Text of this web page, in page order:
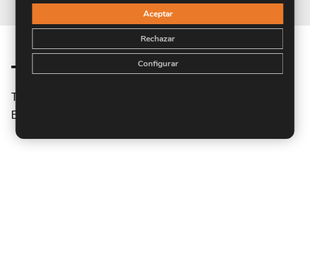
Titulación
Titulación Expedida y Avalada por el Instituto Europeo de
Estudios Empresariales
Aceptar
Rechazar
Configurar